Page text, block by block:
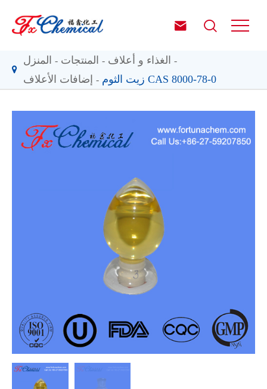
 
المنزل المنتجات
الغذاء و أعلاف
إضافات الأعلاف
زيت الثوم CAS 8000-78-0